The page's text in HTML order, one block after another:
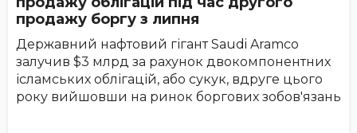
продажу боргу з липня
Державний нафтовий гігант Saudi Aramco
залучив $3 млрд за рахунок двокомпонентних
ісламських облігацій, або сукук, вдруге цього
року вийшовши на ринок боргових зобов'язань